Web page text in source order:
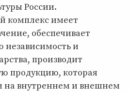
России.
комплекс имеет
обеспечивает
независимость и
производит
продукцию, которая
на внутреннем и внешнем